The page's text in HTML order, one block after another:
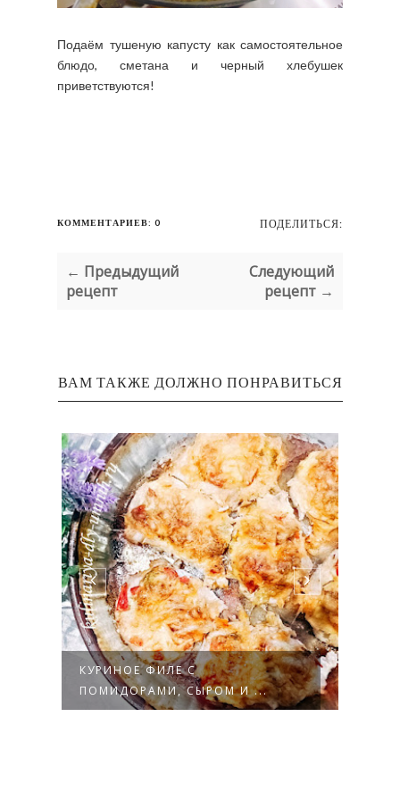
Подаём тушеную капусту как самостоятельное
блюдо, сметана и черный хлебушек
приветствуются!
КОММЕНТАРИЕВ: 0 ПОДЕЛИТЬСЯ:
← Предыдущий
рецепт
Следующий
рецепт →
ВАМ ТАКЖЕ ДОЛЖНО ПОНРАВИТЬСЯ
КУРИНОЕ ФИЛЕ С
ПОМИДОРАМИ, СЫРОМ И ...